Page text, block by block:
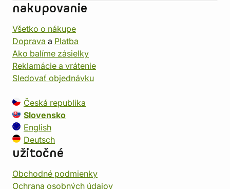
nakupovanie
Všetko o nákupe
Doprava a Platba
Ako balíme zásielky
Reklamácie a vrátenie
Sledovať objednávku
Česká republika
Slovensko
English
Deutsch
užitočné
Obchodné podmienky
Ochrana osobných údajov